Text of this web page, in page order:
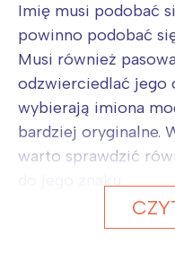
Imię musi podobać
powinno podobać
Musi również
odzwierciedlać jego
wybierają imiona
bardziej oryginalne.
warto sprawdzić